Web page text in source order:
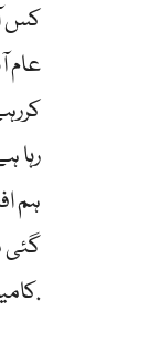
کس
عام
رہا
ہم
گئی
کامیابی ہے.